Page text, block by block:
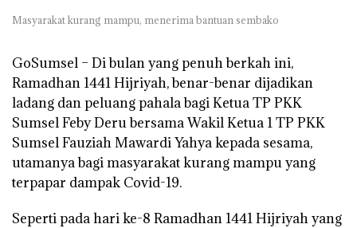
Masyarakat kurang mampu, menerima bantuan sembako
GoSumsel – Di bulan yang penuh berkah ini,
Ramadhan 1441 Hijriyah, benar-benar dijadikan
ladang dan peluang pahala bagi Ketua TP PKK
Sumsel Feby Deru bersama Wakil Ketua 1 TP PKK
Sumsel Fauziah Mawardi Yahya kepada sesama,
utamanya bagi masyarakat kurang mampu yang
terpapar dampak Covid-19.
Seperti pada hari ke-8 Ramadhan 1441 Hijriyah yang